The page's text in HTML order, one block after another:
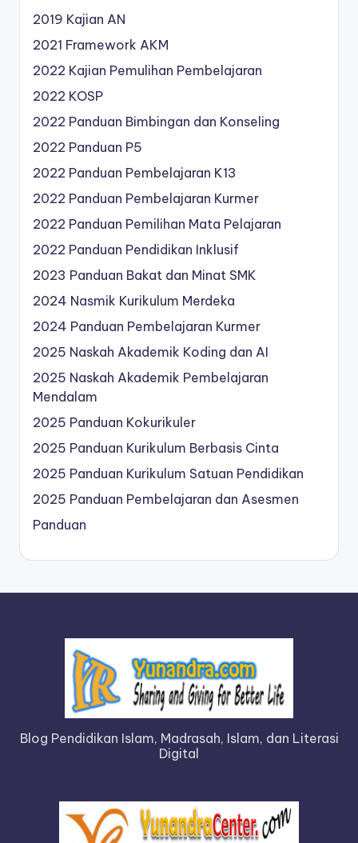
2019 Kajian AN
2021 Framework AKM
2022 Kajian Pemulihan Pembelajaran
2022 KOSP
2022 Panduan Bimbingan dan Konseling
2022 Panduan P5
2022 Panduan Pembelajaran K13
2022 Panduan Pembelajaran Kurmer
2022 Panduan Pemilihan Mata Pelajaran
2022 Panduan Pendidikan Inklusif
2023 Panduan Bakat dan Minat SMK
2024 Nasmik Kurikulum Merdeka
2024 Panduan Pembelajaran Kurmer
2025 Naskah Akademik Koding dan AI
2025 Naskah Akademik Pembelajaran
Mendalam
2025 Panduan Kokurikuler
2025 Panduan Kurikulum Berbasis Cinta
2025 Panduan Kurikulum Satuan Pendidikan
2025 Panduan Pembelajaran dan Asesmen
Panduan
Blog Pendidikan Islam, Madrasah, Islam, dan Literasi
Digital